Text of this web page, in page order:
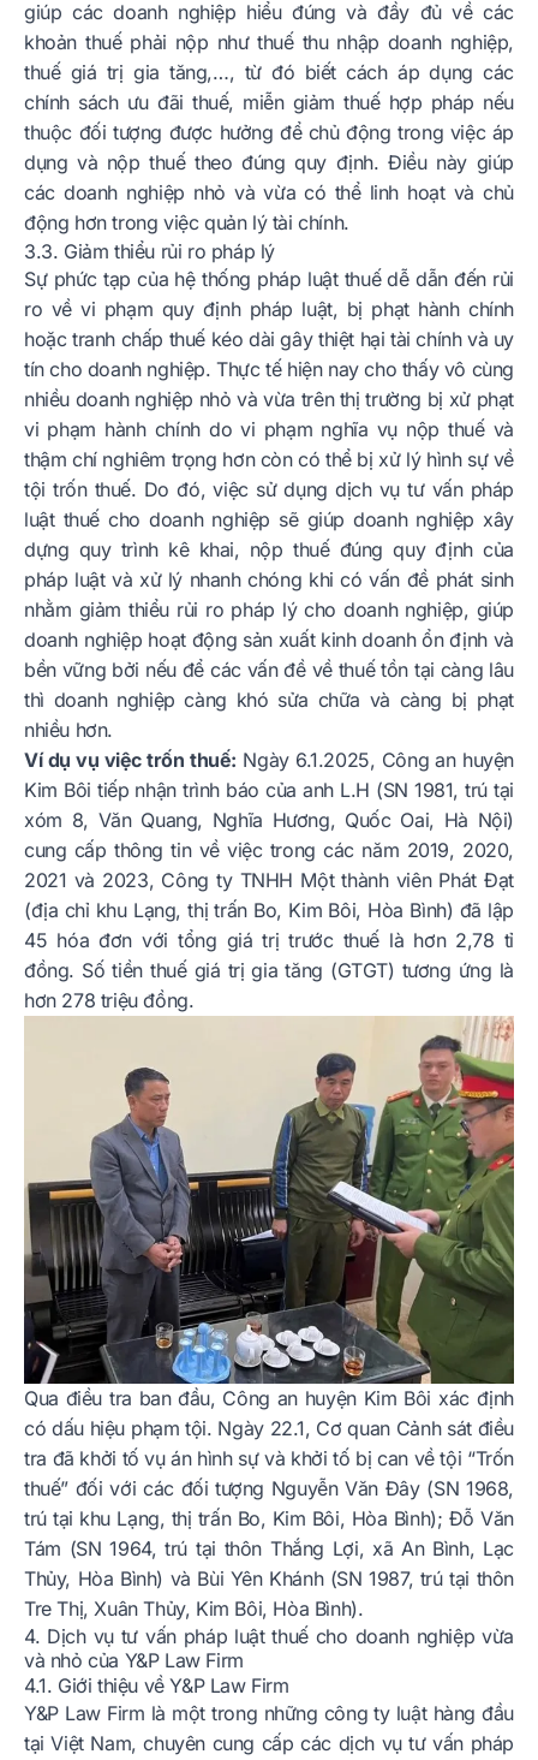
giúp các doanh nghiệp hiểu đúng và đầy đủ về các
khoản thuế phải nộp như thuế thu nhập doanh nghiệp,
thuế giá trị gia tăng,…, từ đó biết cách áp dụng các
chính sách ưu đãi thuế, miễn giảm thuế hợp pháp nếu
thuộc đối tượng được hưởng để chủ động trong việc áp
dụng và nộp thuế theo đúng quy định. Điều này giúp
các doanh nghiệp nhỏ và vừa có thể linh hoạt và chủ
động hơn trong việc quản lý tài chính.
3.3. Giảm thiểu rủi ro pháp lý
Sự phức tạp của hệ thống pháp luật thuế dễ dẫn đến rủi
ro về vi phạm quy định pháp luật, bị phạt hành chính
hoặc tranh chấp thuế kéo dài gây thiệt hại tài chính và uy
tín cho doanh nghiệp. Thực tế hiện nay cho thấy vô cùng
nhiều doanh nghiệp nhỏ và vừa trên thị trường bị xử phạt
vi phạm hành chính do vi phạm nghĩa vụ nộp thuế và
thậm chí nghiêm trọng hơn còn có thể bị xử lý hình sự về
tội trốn thuế. Do đó, việc sử dụng dịch vụ tư vấn pháp
luật thuế cho doanh nghiệp sẽ giúp doanh nghiệp xây
dựng quy trình kê khai, nộp thuế đúng quy định của
pháp luật và xử lý nhanh chóng khi có vấn đề phát sinh
nhằm giảm thiểu rủi ro pháp lý cho doanh nghiệp, giúp
doanh nghiệp hoạt động sản xuất kinh doanh ổn định và
bền vững bởi nếu để các vấn đề về thuế tồn tại càng lâu
thì doanh nghiệp càng khó sửa chữa và càng bị phạt
nhiều hơn.
Ví dụ vụ việc trốn thuế: Ngày 6.1.2025, Công an huyện
Kim Bôi tiếp nhận trình báo của anh L.H (SN 1981, trú tại
xóm 8, Văn Quang, Nghĩa Hương, Quốc Oai, Hà Nội)
cung cấp thông tin về việc trong các năm 2019, 2020,
2021 và 2023, Công ty TNHH Một thành viên Phát Đạt
(địa chỉ khu Lạng, thị trấn Bo, Kim Bôi, Hòa Bình) đã lập
45 hóa đơn với tổng giá trị trước thuế là hơn 2,78 tỉ
đồng. Số tiền thuế giá trị gia tăng (GTGT) tương ứng là
hơn 278 triệu đồng.
Qua điều tra ban đầu, Công an huyện Kim Bôi xác định
có dấu hiệu phạm tội. Ngày 22.1, Cơ quan Cảnh sát điều
tra đã khởi tố vụ án hình sự và khởi tố bị can về tội “Trốn
thuế” đối với các đối tượng Nguyễn Văn Đây (SN 1968,
trú tại khu Lạng, thị trấn Bo, Kim Bôi, Hòa Bình); Đỗ Văn
Tám (SN 1964, trú tại thôn Thắng Lợi, xã An Bình, Lạc
Thủy, Hòa Bình) và Bùi Yên Khánh (SN 1987, trú tại thôn
Tre Thị, Xuân Thủy, Kim Bôi, Hòa Bình).
4. Dịch vụ tư vấn pháp luật thuế cho doanh nghiệp vừa
và nhỏ của Y&P Law Firm
4.1. Giới thiệu về Y&P Law Firm
Y&P Law Firm là một trong những công ty luật hàng đầu
tại Việt Nam, chuyên cung cấp các dịch vụ tư vấn pháp